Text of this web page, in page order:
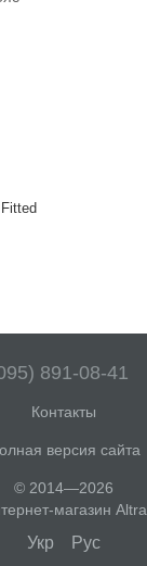
891-08-41
Контакты
версия сайта
© 2014—2026
магазин Altra
Укр Рус